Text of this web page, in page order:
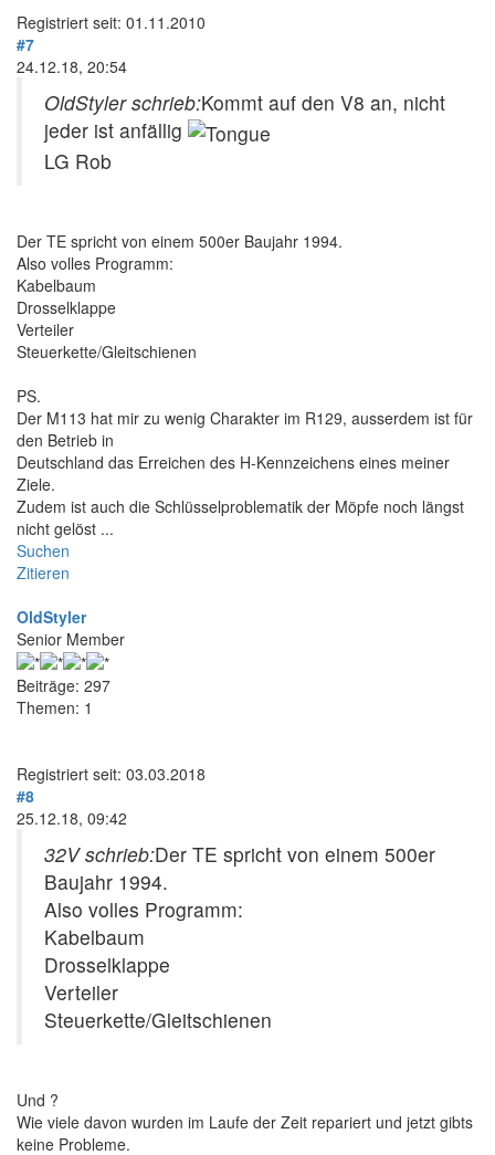
Registriert seit: 01.11.2010
#7
24.12.18, 20:54
OldStyler schrieb:Kommt auf den V8 an, nicht
jeder ist anfällig
LG Rob
Der TE spricht von einem 500er Baujahr 1994.
Also volles Programm:
Kabelbaum
Drosselklappe
Verteiler
Steuerkette/Gleitschienen
PS.
Der M113 hat mir zu wenig Charakter im R129, ausserdem ist für
den Betrieb in
Deutschland das Erreichen des H-Kennzeichens eines meiner
Ziele.
Zudem ist auch die Schlüsselproblematik der Möpfe noch längst
nicht gelöst ...
Suchen
Zitieren
OldStyler
Senior Member
Beiträge: 297
Themen: 1
Registriert seit: 03.03.2018
#8
25.12.18, 09:42
32V schrieb:Der TE spricht von einem 500er
Baujahr 1994.
Also volles Programm:
Kabelbaum
Drosselklappe
Verteiler
Steuerkette/Gleitschienen
Und ?
Wie viele davon wurden im Laufe der Zeit repariert und jetzt gibts
keine Probleme.